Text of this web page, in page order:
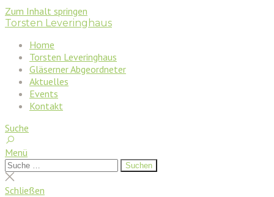
Zum Inhalt springen
Torsten Leveringhaus
Home
Torsten Leveringhaus
Gläserner Abgeordneter
Aktuelles
Events
Kontakt
Suche
Menü
Suchen
nach:
Suchen
Suche
schließen
Schließen